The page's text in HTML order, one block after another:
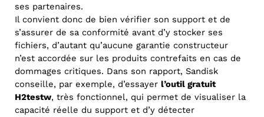
ses partenaires.
Il convient donc de bien vérifier son support et de
s’assurer de sa conformité avant d’y stocker ses
fichiers, d’autant qu’aucune garantie constructeur
n’est accordée sur les produits contrefaits en cas de
dommages critiques. Dans son rapport, Sandisk
conseille, par exemple, d’essayer l’outil gratuit
H2testw, très fonctionnel, qui permet de visualiser la
capacité réelle du support et d’y détecter